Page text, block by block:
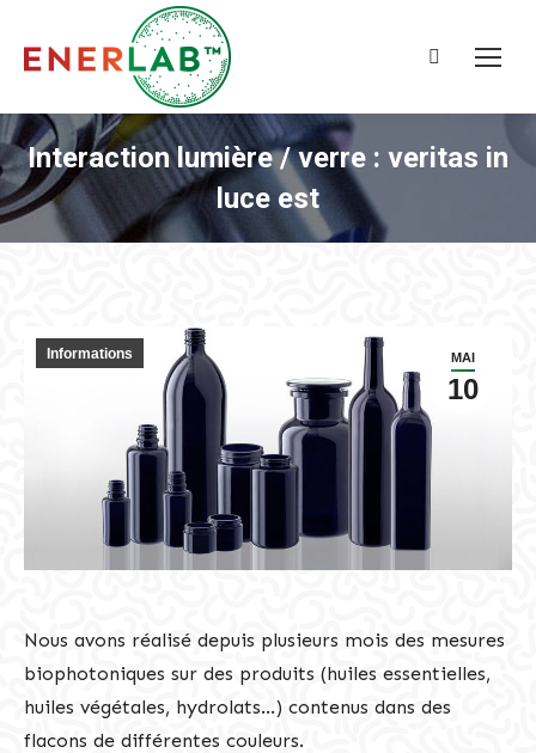
Recherche
Interaction lumière / verre : veritas in
luce est
MAI
10
Informations
Nous avons réalisé depuis plusieurs mois des mesures
biophotoniques sur des produits (huiles essentielles,
huiles végétales, hydrolats…) contenus dans des
flacons de différentes couleurs.